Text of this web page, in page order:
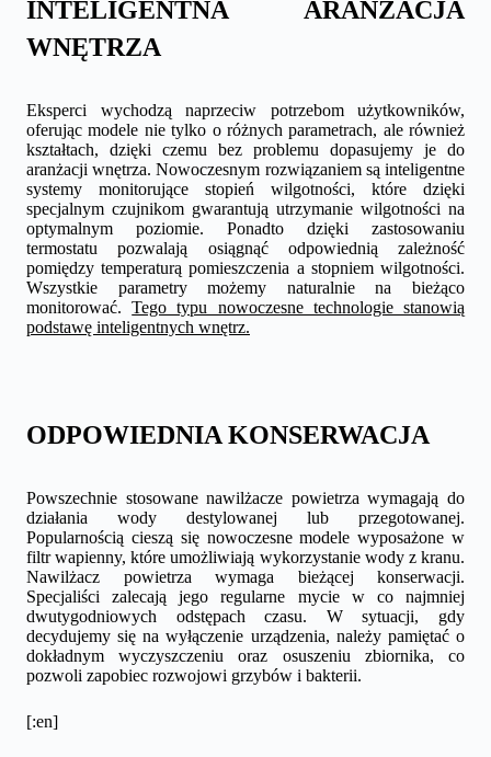
INTELIGENTNA ARANŻACJA
WNĘTRZA
Eksperci wychodzą naprzeciw potrzebom użytkowników,
oferując modele nie tylko o różnych parametrach, ale również
kształtach, dzięki czemu bez problemu dopasujemy je do
aranżacji wnętrza. Nowoczesnym rozwiązaniem są inteligentne
systemy monitorujące stopień wilgotności, które dzięki
specjalnym czujnikom gwarantują utrzymanie wilgotności na
optymalnym poziomie. Ponadto dzięki zastosowaniu
termostatu pozwalają osiągnąć odpowiednią zależność
pomiędzy temperaturą pomieszczenia a stopniem wilgotności.
Wszystkie parametry możemy naturalnie na bieżąco
monitorować.Tego typu nowoczesne technologie stanowią
podstawę inteligentnych wnętrz.
ODPOWIEDNIA KONSERWACJA
Powszechnie stosowane nawilżacze powietrza wymagają do
działania wody destylowanej lub przegotowanej.
Popularnością cieszą się nowoczesne modele wyposażone w
filtr wapienny, które umożliwiają wykorzystanie wody z kranu.
Nawilżacz powietrza wymaga bieżącej konserwacji.
Specjaliści zalecają jego regularne mycie w co najmniej
dwutygodniowych odstępach czasu. W sytuacji, gdy
decydujemy się na wyłączenie urządzenia, należy pamiętać o
dokładnym wyczyszczeniu oraz osuszeniu zbiornika, co
pozwoli zapobiec rozwojowi grzybów i bakterii.
[:en]